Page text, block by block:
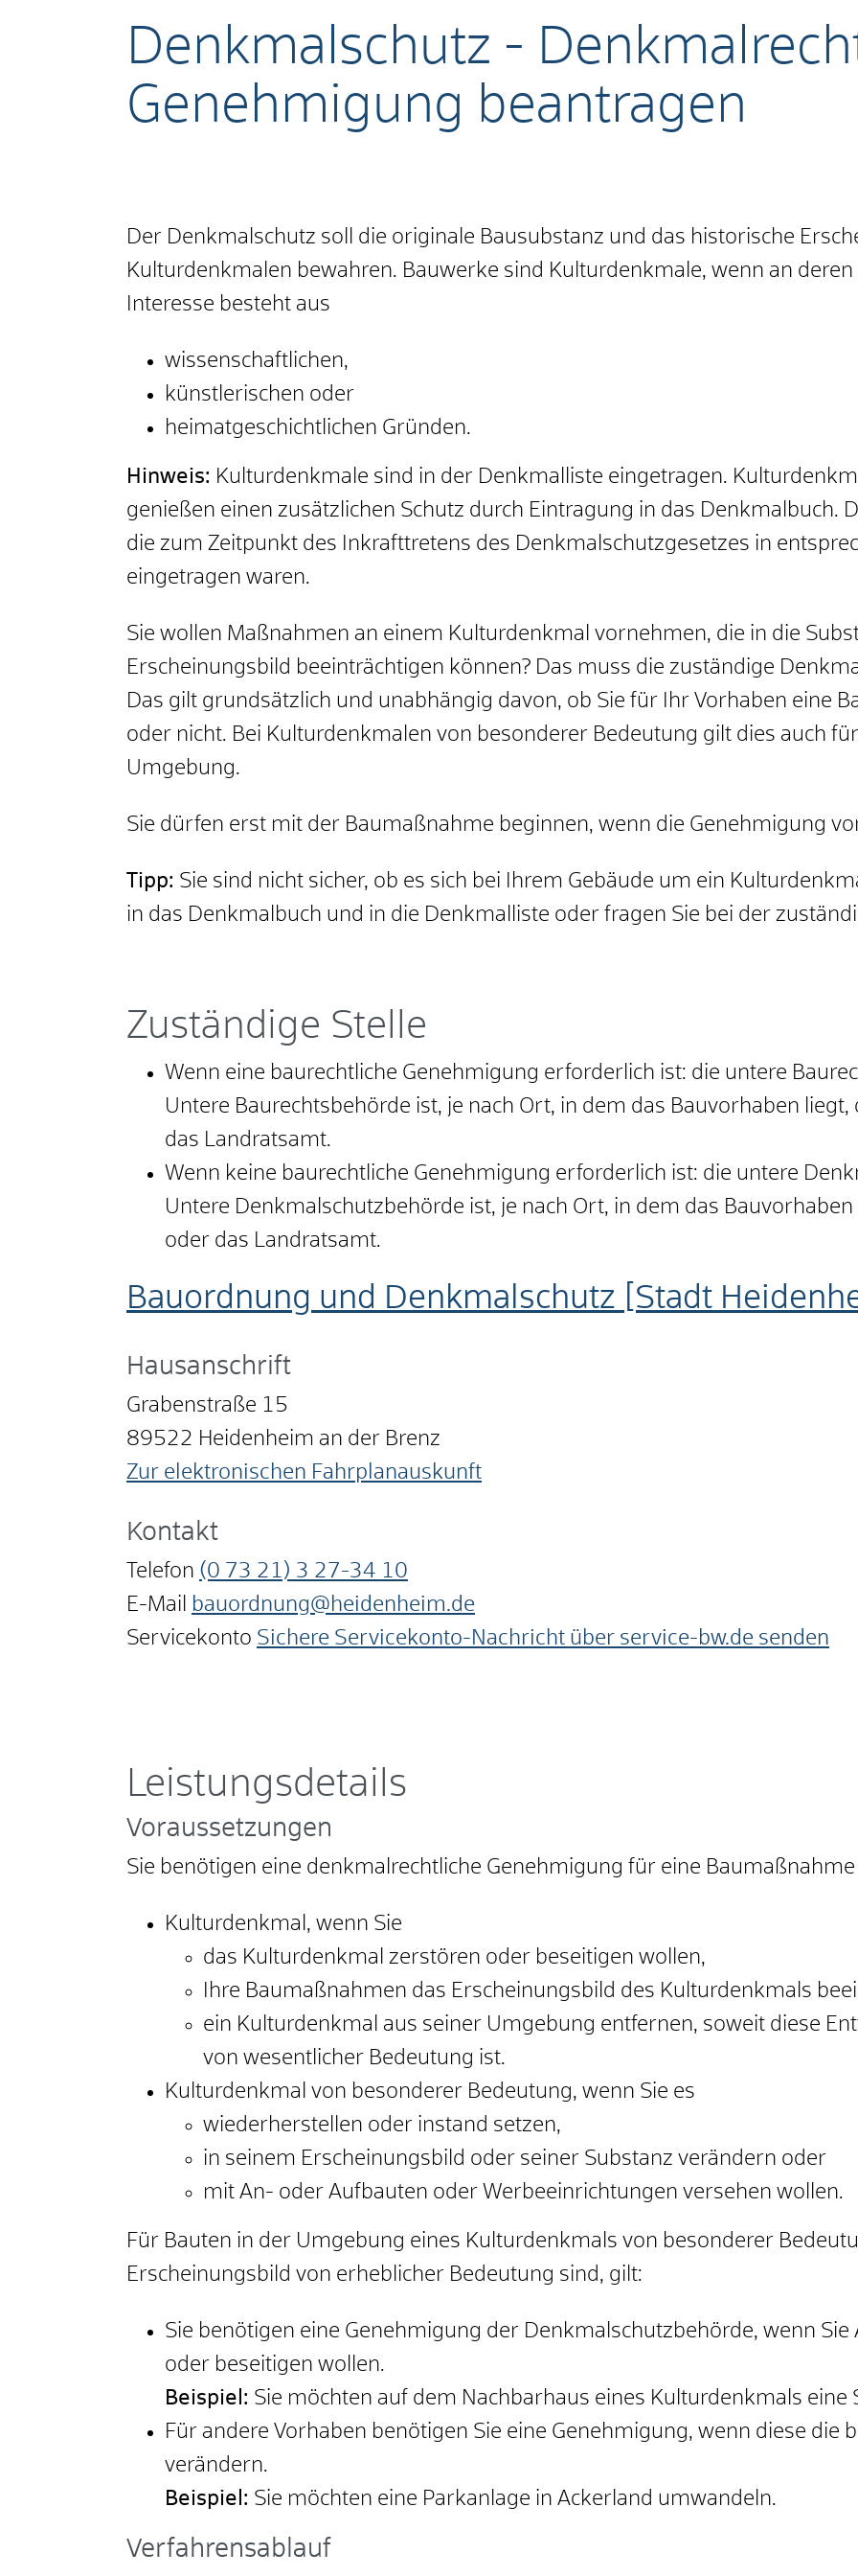
Denkmalschutz -
Genehmigung beantragen
Der Denkmalschutz soll die originale Bausubstanz und das historische
Kulturdenkmalen bewahren. Bauwerke sind Kulturdenkmale, wenn an
Interesse besteht aus
wissenschaftlichen,
künstlerischen oder
heimatgeschichtlichen Gründen.
Hinweis: Kulturdenkmale sind in der Denkmalliste eingetragen.
genießen einen zusätzlichen Schutz durch Eintragung in das Denkmalbuch.
die zum Zeitpunkt des Inkrafttretens des Denkmalschutzgesetzes in
eingetragen waren.
Sie wollen Maßnahmen an einem Kulturdenkmal vornehmen, die in die
Erscheinungsbild beeinträchtigen können? Das muss die zuständige
Das gilt grundsätzlich und unabhängig davon, ob Sie für Ihr Vorhaben eine
oder nicht. Bei Kulturdenkmalen von besonderer Bedeutung gilt dies auch
Umgebung.
Sie dürfen erst mit der Baumaßnahme beginnen, wenn die Genehmigung
Tipp: Sie sind nicht sicher, ob es sich bei Ihrem Gebäude um ein
in das Denkmalbuch und in die Denkmalliste oder fragen Sie bei der
Zuständige Stelle
Wenn eine baurechtliche Genehmigung erforderlich ist: die untere
Untere Baurechtsbehörde ist, je nach Ort, in dem das Bauvorhaben
das Landratsamt.
Wenn keine baurechtliche Genehmigung erforderlich ist: die untere
Untere Denkmalschutzbehörde ist, je nach Ort, in dem das
oder das Landratsamt.
Bauordnung und Denkmalschutz [Stadt
Hausanschrift
Grabenstraße 15
89522 Heidenheim an der Brenz
Zur elektronischen Fahrplanauskunft
Kontakt
Telefon (0 73 21) 3 27-34 10
E-Mail
bauordnung@heidenheim.de
Servicekonto Sichere Servicekonto-Nachricht über service-bw.de senden
Leistungsdetails
Voraussetzungen
Sie benötigen eine denkmalrechtliche Genehmigung für eine
Kulturdenkmal , wenn Sie
das Kulturdenkmal zerstören oder beseitigen wollen,
Ihre Baumaßnahmen das Erscheinungsbild des Kulturdenkmals
ein Kulturdenkmal aus seiner Umgebung entfernen, soweit diese
von wesentlicher Bedeutung ist.
Kulturdenkmal von besonderer Bedeutung, wenn Sie es
wiederherstellen oder instand setzen,
in seinem Erscheinungsbild oder seiner Substanz verändern oder
mit An- oder Aufbauten oder Werbeeinrichtungen versehen wollen.
Für Bauten in der Umgebung eines Kulturdenkmals von besonderer
Erscheinungsbild von erheblicher Bedeutung sind, gilt:
Sie benötigen eine Genehmigung der Denkmalschutzbehörde, wenn
oder beseitigen wollen.
Beispiel: Sie möchten auf dem Nachbarhaus eines Kulturdenkmals eine
Für andere Vorhaben benötigen Sie eine Genehmigung, wenn diese die
verändern.
Beispiel: Sie möchten eine Parkanlage in Ackerland umwandeln.
Verfahrensablauf